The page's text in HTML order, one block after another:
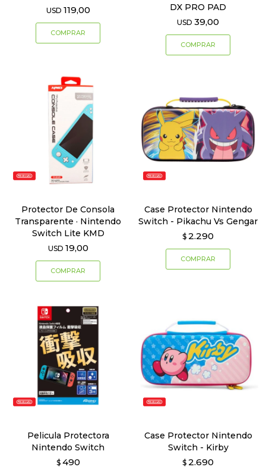
USD 119,00
DX PRO PAD
USD 39,00
Protector De Consola
Transparente · Nintendo
Switch Lite KMD
USD 19,00
Case Protector Nintendo
Switch - Pikachu Vs Gengar
$ 2.290
Pelicula Protectora
Nintendo Switch
$ 490
Case Protector Nintendo
Switch - Kirby
$ 2.690